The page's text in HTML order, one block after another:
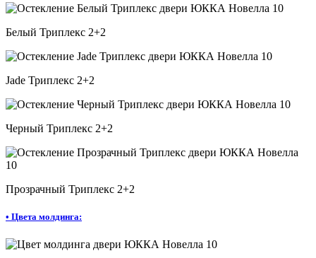
Белый Триплекс 2+2
Jade Триплекс 2+2
Черный Триплекс 2+2
Прозрачный Триплекс 2+2
• Цвета молдинга: